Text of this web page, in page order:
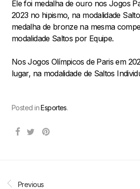
Ele foi medalha de ouro nos Jogos
2023 no hipismo, na modalidade
medalha de bronze na mesma
modalidade Saltos por Equipe.
Nos Jogos Olímpicos de Paris em
lugar, na modalidade de Saltos
Posted inEsportes.
Previous